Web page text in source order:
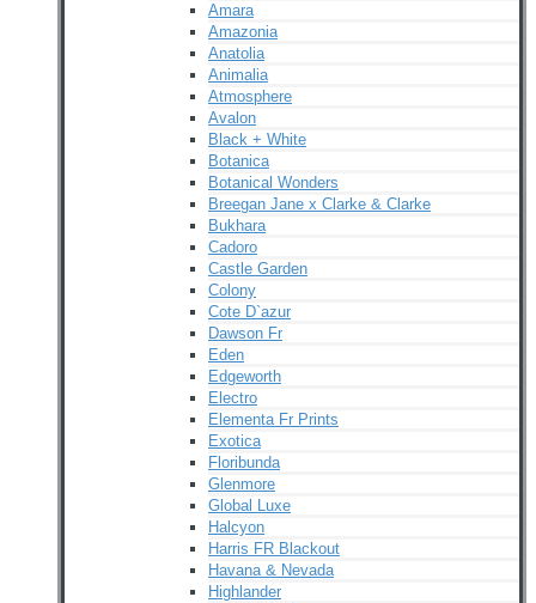
Amara
Amazonia
Anatolia
Animalia
Atmosphere
Avalon
Black + White
Botanica
Botanical Wonders
Breegan Jane x Clarke & Clarke
Bukhara
Cadoro
Castle Garden
Colony
Cote D`azur
Dawson Fr
Eden
Edgeworth
Electro
Elementa Fr Prints
Exotica
Floribunda
Glenmore
Global Luxe
Halcyon
Harris FR Blackout
Havana & Nevada
Highlander